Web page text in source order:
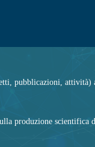
pubblicazioni,
produzione